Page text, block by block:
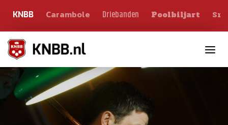
KNBB Carambole Driebanden Poolbiljart